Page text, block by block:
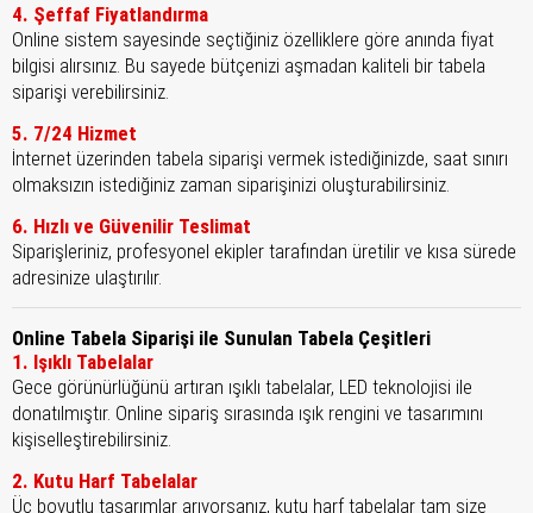
4. Şeffaf Fiyatlandırma
Online sistem sayesinde seçtiğiniz özelliklere göre anında fiyat
bilgisi alırsınız. Bu sayede bütçenizi aşmadan kaliteli bir tabela
siparişi verebilirsiniz.
5. 7/24 Hizmet
İnternet üzerinden tabela siparişi vermek istediğinizde, saat sınırı
olmaksızın istediğiniz zaman siparişinizi oluşturabilirsiniz.
6. Hızlı ve Güvenilir Teslimat
Siparişleriniz, profesyonel ekipler tarafından üretilir ve kısa sürede
adresinize ulaştırılır.
Online Tabela Siparişi ile Sunulan Tabela Çeşitleri
1. Işıklı Tabelalar
Gece görünürlüğünü artıran ışıklı tabelalar, LED teknolojisi ile
donatılmıştır. Online sipariş sırasında ışık rengini ve tasarımını
kişiselleştirebilirsiniz.
2. Kutu Harf Tabelalar
Üç boyutlu tasarımlar arıyorsanız, kutu harf tabelalar tam size